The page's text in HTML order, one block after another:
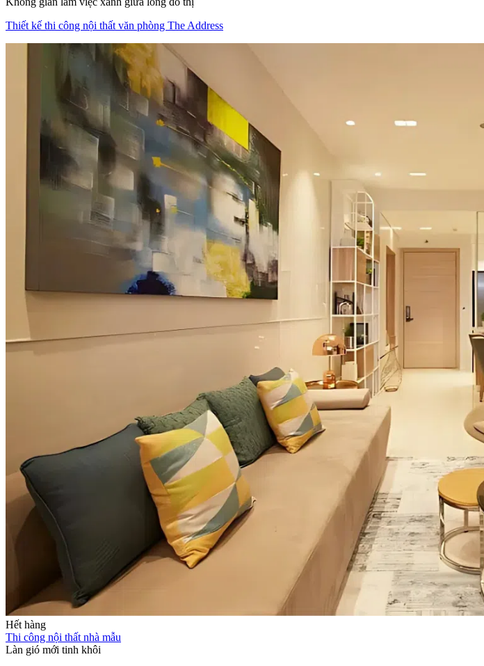
Thiết kế thi công nội thất văn phòng The Address
Hết hàng
Thi công nội thất nhà mẫu
Làn gió mới tinh khôi